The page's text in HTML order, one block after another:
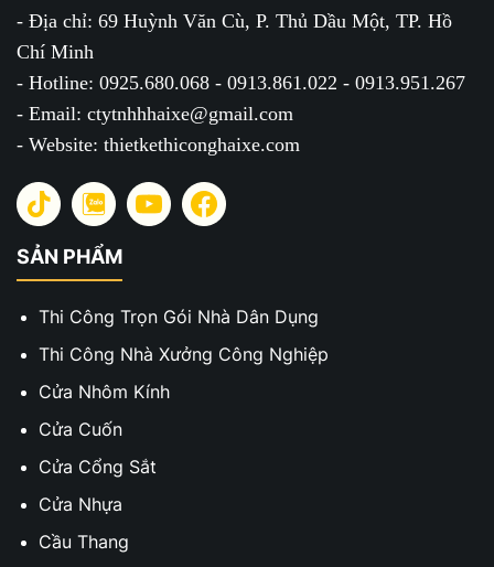
- Địa chỉ: 69 Huỳnh Văn Cù, P. Thủ Dầu Một, TP. Hồ
Chí Minh
- Hotline: 0925.680.068 - 0913.861.022 - 0913.951.267
- Email: ctytnhhhaixe@gmail.com
- Website: thietkethiconghaixe.com
SẢN PHẨM
Thi Công Trọn Gói Nhà Dân Dụng
Thi Công Nhà Xưởng Công Nghiệp
Cửa Nhôm Kính
Cửa Cuốn
Cửa Cổng Sắt
Cửa Nhựa
Cầu Thang